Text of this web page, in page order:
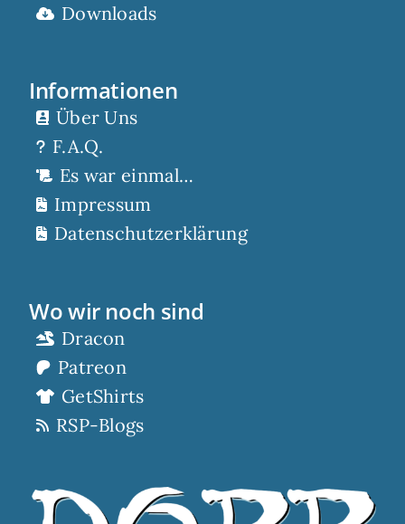
Downloads
Informationen
Über Uns
F.A.Q.
Es war einmal…
Impressum
Datenschutzerklärung
Wo wir noch sind
Dracon
Patreon
GetShirts
RSP-Blogs